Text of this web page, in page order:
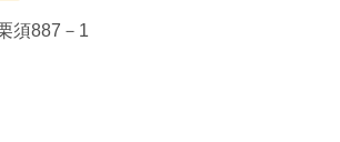
須887－1